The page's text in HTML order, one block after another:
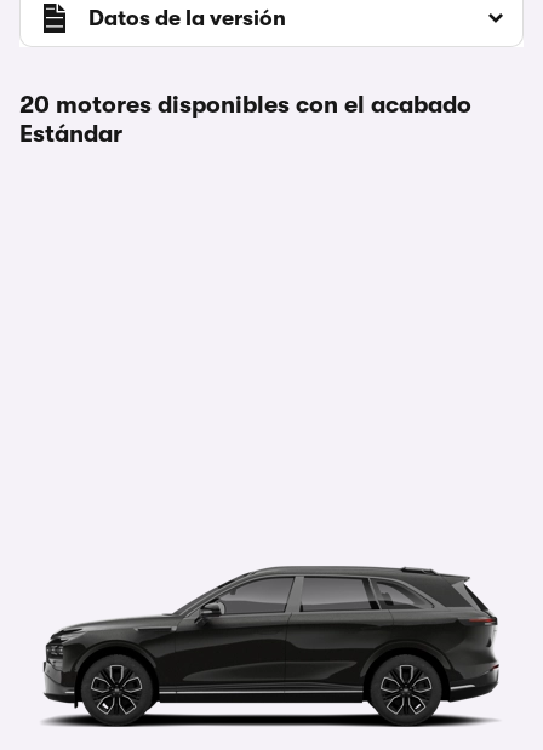
Datos de la versión
20 motores disponibles con el acabado
Estándar